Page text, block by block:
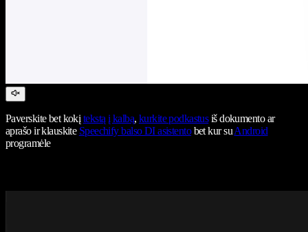
Paverskite bet kokįtekstą į kalbą, kurkite podkastusiš dokumento ar
aprašo ir klauskite Speechify balso DI asistentobet kur suAndroid
programėle